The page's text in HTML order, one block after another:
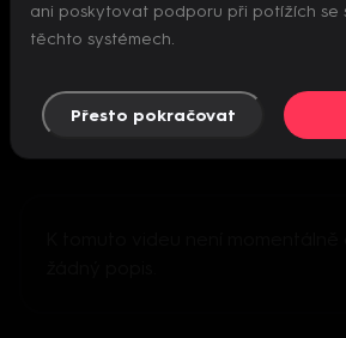
Nepodařilo se inicializovat
ani poskytovat podporu při potížích se
těchto systémech.
Přesto pokračovat